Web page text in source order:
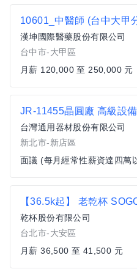
10601_中醫師 (台中大甲
漢坤國際醫藥股份有限公司
台中市-大甲區
月薪 120,000 至 250,000 元
台灣通用器材股份有限公司
新北市-新店區
面議 (每月經常性薪資達四萬
【36.5k起】 老乾杯
乾杯股份有限公司
台北市-大安區
月薪 36,500 至 41,500 元